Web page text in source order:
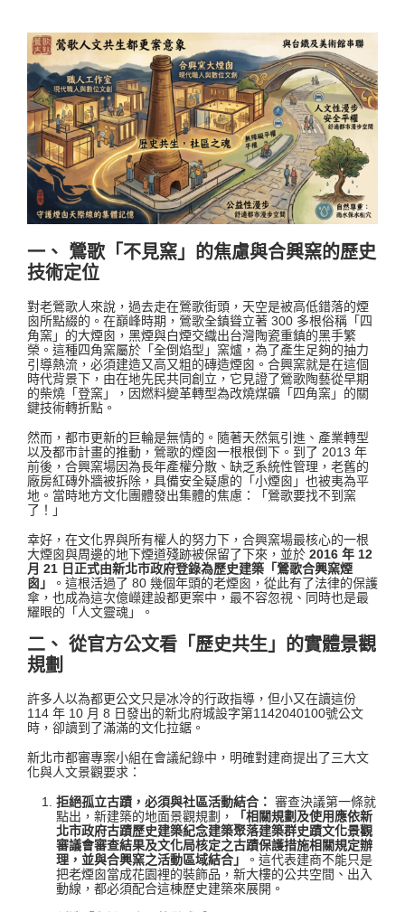
一、 鶯歌「不見窯」的焦慮與合興窯的歷史
技術定位
對老鶯歌人來說，過去走在鶯歌街頭，天空是被高低錯落的煙
囪所點綴的。在巔峰時期，鶯歌全鎮聳立著 300 多根俗稱「四
角窯」的大煙囪，黑煙與白煙交織出台灣陶瓷重鎮的黑手繁
榮。這種四角窯屬於「全倒焰型」窯爐，為了產生足夠的抽力
引導熱流，必須建造又高又粗的磚造煙囪。合興窯就是在這個
時代背景下，由在地先民共同創立，它見證了鶯歌陶藝從早期
的柴燒「登窯」，因燃料變革轉型為改燒煤礦「四角窯」的關
鍵技術轉折點。
然而，都市更新的巨輪是無情的。隨著天然氣引進、產業轉型
以及都市計畫的推動，鶯歌的煙囪一根根倒下。到了 2013 年
前後，合興窯場因為長年產權分散、缺乏系統性管理，老舊的
廠房紅磚外牆被拆除，具備安全疑慮的「小煙囪」也被夷為平
地。當時地方文化團體發出集體的焦慮：「鶯歌要找不到窯
了！」
幸好，在文化界與所有權人的努力下，合興窯場最核心的一根
大煙囪與周邊的地下煙道殘跡被保留了下來，並於 2016 年 12
月 21 日正式由新北市政府登錄為歷史建築「鶯歌合興窯煙
囪」
。這根活過了 80 幾個年頭的老煙囪，從此有了法律的保護
傘，也成為這次億嶸建設都更案中，最不容忽視、同時也是最
耀眼的「人文靈魂」
。
二、 從官方公文看「歷史共生」的實體景觀
規劃
許多人以為都更公文只是冰冷的行政指導，但小又在讀這份
114 年 10 月 8 日發出的新北府城設字第1142040100號公文
時，卻讀到了滿滿的文化拉鋸 。
新北市都審專案小組在會議紀錄中，明確對建商提出了三大文
化與人文景觀要求 ：
拒絕孤立古蹟，必須與社區活動結合： 審查決議第一條就
點出，新建築的地面景觀規劃，
「相關規劃及使用應依新
北市政府古蹟歷史建築紀念建築聚落建築群史蹟文化景觀
審議會審查結果及文化局核定之古蹟保護措施相關規定辦
理，並與合興窯之活動區域結合」
。這代表建商不能只是
把老煙囪當成花園裡的裝飾品，新大樓的公共空間、出入
動線，都必須配合這棟歷史建築來展開 。